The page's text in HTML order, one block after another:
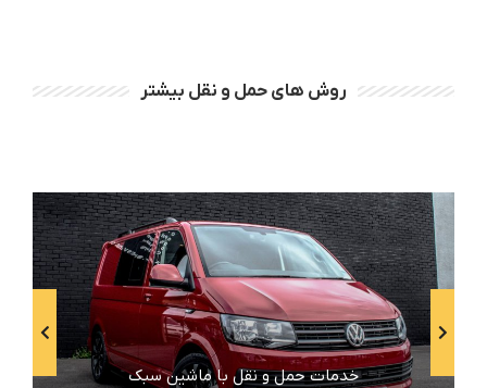
روش های حمل و نقل بیشتر
خدمات حمل و نقل با ماشین سبک